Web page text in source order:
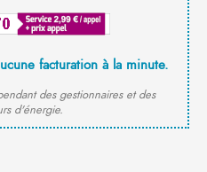
facturation à la minute.
des gestionnaires et des
d'énergie.